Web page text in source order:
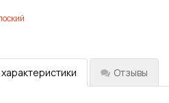
Отзывы